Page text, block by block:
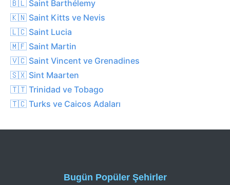
🇧🇱 Saint Barthélemy
🇰🇳 Saint Kitts ve Nevis
🇱🇨 Saint Lucia
🇲🇫 Saint Martin
🇻🇨 Saint Vincent ve Grenadines
🇸🇽 Sint Maarten
🇹🇹 Trinidad ve Tobago
🇹🇨 Turks ve Caicos Adaları
Bugün Popüler Şehirler